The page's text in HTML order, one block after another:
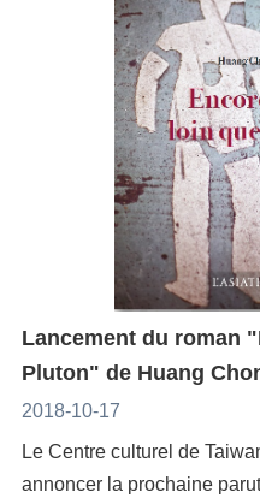
message qu’il peut
Depuis l’époque de sa
apprenait la musique
cherché la façon
sont les poèmes de Chou
de trouver une réponse.
Festival de Jazz de
interpréter « Lonely
pour la dernière fois en
n’avait jusqu’à présent
en 2003 par le Centre
Jazzycolors fait découvrir
parisien les meilleurs
vaste projet urbain et
l'ouverture officielle du
conçu par l'architecte
paysagistes et Ricky Liu &
construction de la Tower
Elizabeth de Portzamparc,
sur le nouvel et futur
les enjeux écologiques de
urbaine. AvecRicky Liu,
projets sur
paysagiste Elizabeth de
architecte Philippe Rahm,
ColardSite-
https://
Lancement du roman
Pluton" de Huang
2018-10-17
Le Centre culturel de
annoncer la prochaine